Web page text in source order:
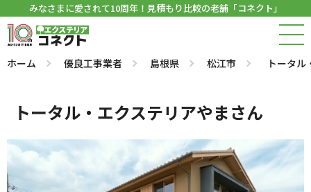
みなさまに愛されて10周年！見積もり比較の老舗「コネクト」
ホーム 優良工事業者 島根県 松江市 トータ
トータル・エクステリアやまさん